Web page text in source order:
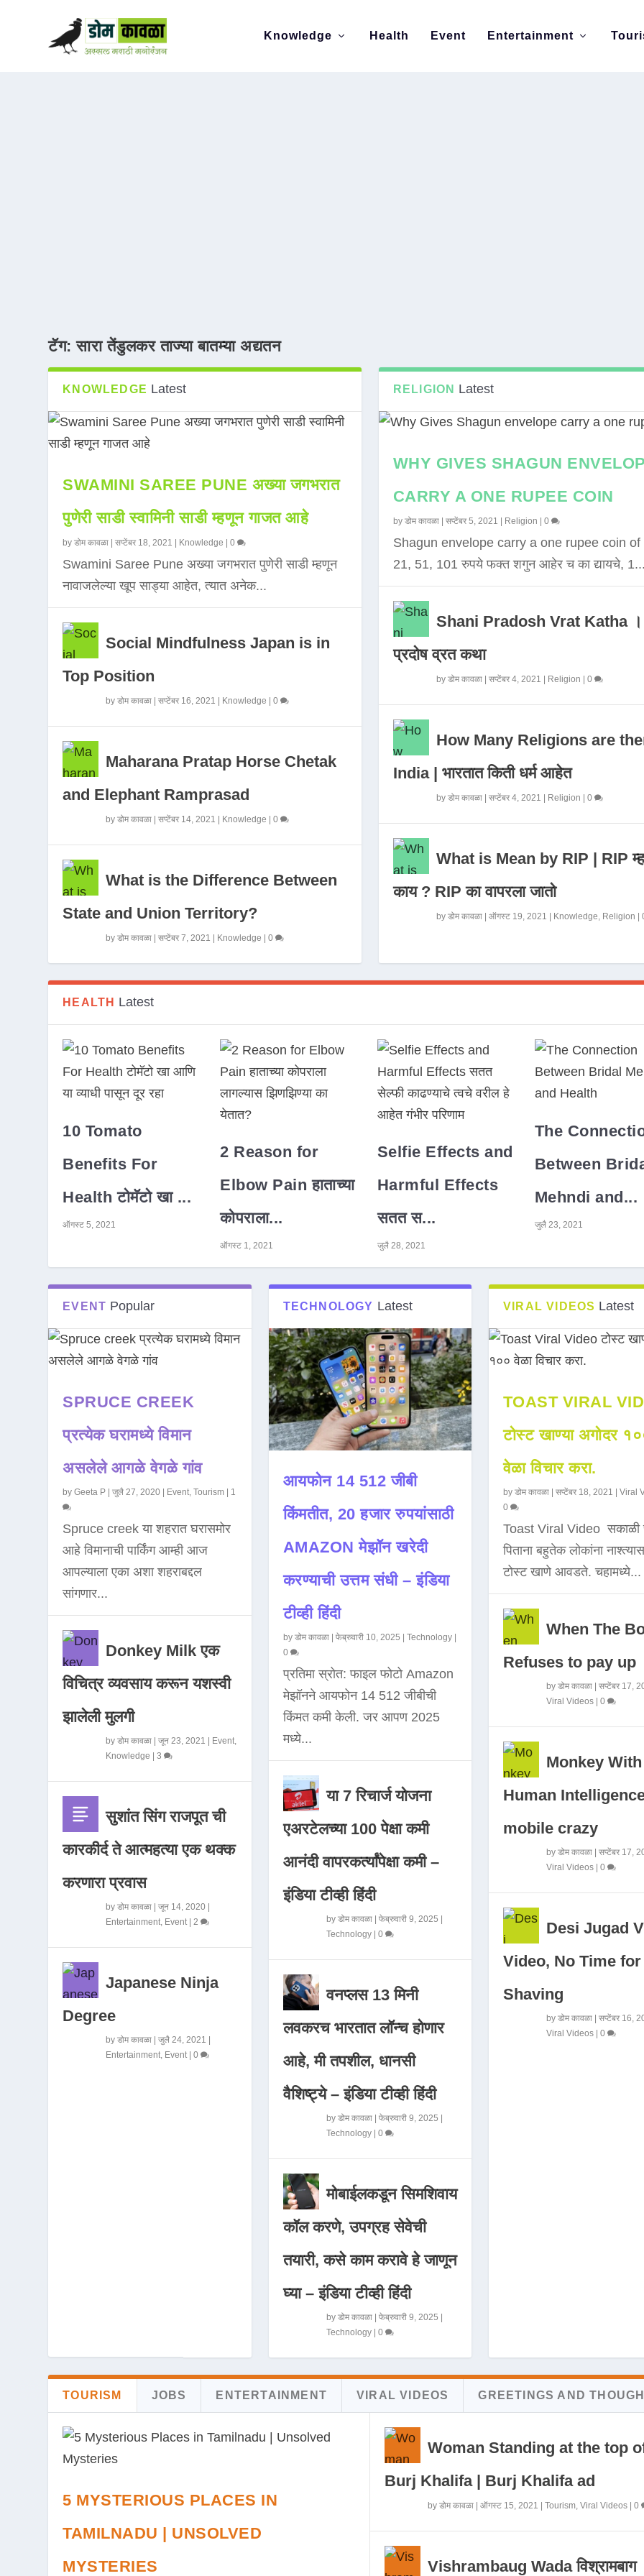
Knowledge Health Event Entertainment
टॅग:सारा तेंडुलकर ताज्या बातम्या अद्यतन
KNOWLEDGE Latest
SWAMINI SAREE PUNE अख्या जगभरात
पुणेरी साडी स्वामिनी साडी म्हणून गाजत आहे
byडोम कावळा |सप्टेंबर 18, 2021 Knowledge |0
Swamini Saree Pune अख्या जगभरात पुणेरी साडी म्हणून
नावाजलेल्या खूप साड्या आहेत, त्यात अनेक...
Social Mindfulness Japan is in
Top Position
byडोम कावळा |सप्टेंबर 16, 2021 Knowledge |0
Maharana Pratap Horse Chetak
and Elephant Ramprasad
byडोम कावळा |सप्टेंबर 14, 2021 Knowledge |0
What is the Difference Between
State and Union Territory?
byडोम कावळा |सप्टेंबर 7, 2021 Knowledge |0
RELIGION Latest
WHY GIVES SHAGUN
CARRY A ONE RUPEE COIN
by डोम कावळा| सप्टेंबर 5, 2021 Religion 0
Shagun envelope carry a one rupee coin of
21, 51, 101 रुपये फक्त शगुन आहेर च का द्यायचे, 1...
Shani Pradosh Vrat Katha ।
प्रदोष व्रत कथा
by डोम कावळा| सप्टेंबर 4, 2021 Religion 0
How Many Religions are
India | भारतात किती धर्म आहेत
by डोम कावळा| सप्टेंबर 4, 2021 Religion 0
What is Mean by RIP | RIP
काय ? RIP का वापरला जातो
by डोम कावळा| ऑगस्ट 19, 2021 Knowledge, Religion
HEALTH Latest
10 Tomato
Benefits For
Health टोमॅटो खा ...
ऑगस्ट 5, 2021
2 Reason for
Elbow Pain हाताच्या
कोपराला...
ऑगस्ट 1, 2021
Selfie Effects and
Harmful Effects
सतत स...
जुलै 28, 2021
The
Between
Mehndi and...
जुलै 23, 2021
EVENT Popular
SPRUCE CREEK
प्रत्येक घरामध्ये विमान
असलेले आगळे वेगळे गांव
byGeeta P |जुलै 27, 2020 Event,Tourism 1
Spruce creek या शहरात घरासमोर
आहे विमानाची पार्किंग आम्ही आज
आपल्याला एका अशा शहराबद्दल
सांगणार...
Donkey Milk एक
विचित्र व्यवसाय करून यशस्वी
झालेली मुलगी
byडोम कावळा |जून 23, 2021 Event,
Knowledge |3
सुशांत सिंग राजपूत ची
कारकीर्द ते आत्महत्या एक थक्क
करणारा प्रवास
byडोम कावळा |जून 14, 2020
Entertainment, Event|2
Japanese Ninja
Degree
byडोम कावळा |जुलै 24, 2021
Entertainment, Event|0
TECHNOLOGY Latest
आयफोन 14 512 जीबी
किंमतीत, 20 हजार रुपयांसाठी
AMAZON मेझॉन खरेदी
करण्याची उत्तम संधी – इंडिया
टीव्ही हिंदी
by डोम कावळा| फेब्रुवारी 10, 2025 | Technology|
0
प्रतिमा स्रोत: फाइल फोटो Amazon
मेझॉनने आयफोन 14 512 जीबीची
किंमत कमी केली. जर आपण 2025
मध्ये...
या 7 रिचार्ज योजना
एअरटेलच्या 100 पेक्षा कमी
आनंदी वापरकर्त्यांपेक्षा कमी –
इंडिया टीव्ही हिंदी
by डोम कावळा| फेब्रुवारी 9, 2025 |
Technology| 0
वनप्लस 13 मिनी
लवकरच भारतात लॉन्च होणार
आहे, मी तपशील, धानसी
वैशिष्ट्ये – इंडिया टीव्ही हिंदी
by डोम कावळा| फेब्रुवारी 9, 2025 |
Technology| 0
मोबाईलकडून सिमशिवाय
कॉल करणे, उपग्रह सेवेची
तयारी, कसे काम करावे हे जाणून
घ्या – इंडिया टीव्ही हिंदी
by डोम कावळा| फेब्रुवारी 9, 2025 |
Technology| 0
VIRAL VIDEOS Latest
TOAST VIRAL
टोस्ट खाण्या अगोदर
वेळा विचार करा.
by डोम कावळा| सप्टेंबर 18, 2021 Viral
0
Toast Viral Video सकाळी
पिताना बहुतेक लोकांना
टोस्ट खाणे आवडते. चहामध्ये...
When The
Refuses to pay up
by डोम कावळा| सप्टेंबर 17,
Viral Videos| 0
Monkey With
Human
mobile crazy
by डोम कावळा| सप्टेंबर 17,
Viral Videos| 0
Desi Jugad
Video, No Time for
Shaving
by डोम कावळा| सप्टेंबर 16,
Viral Videos| 0
TOURISM JOBS ENTERTAINMENT VIRAL VIDEOS GREETINGS AND
5 MYSTERIOUS PLACES IN
TAMILNADU | UNSOLVED
MYSTERIES
Woman Standing at the top
Burj Khalifa | Burj Khalifa ad
by डोम कावळा| ऑगस्ट 15, 2021 | Tourism, Viral Videos| 0
Vishrambaug Wada विश्रामबाग